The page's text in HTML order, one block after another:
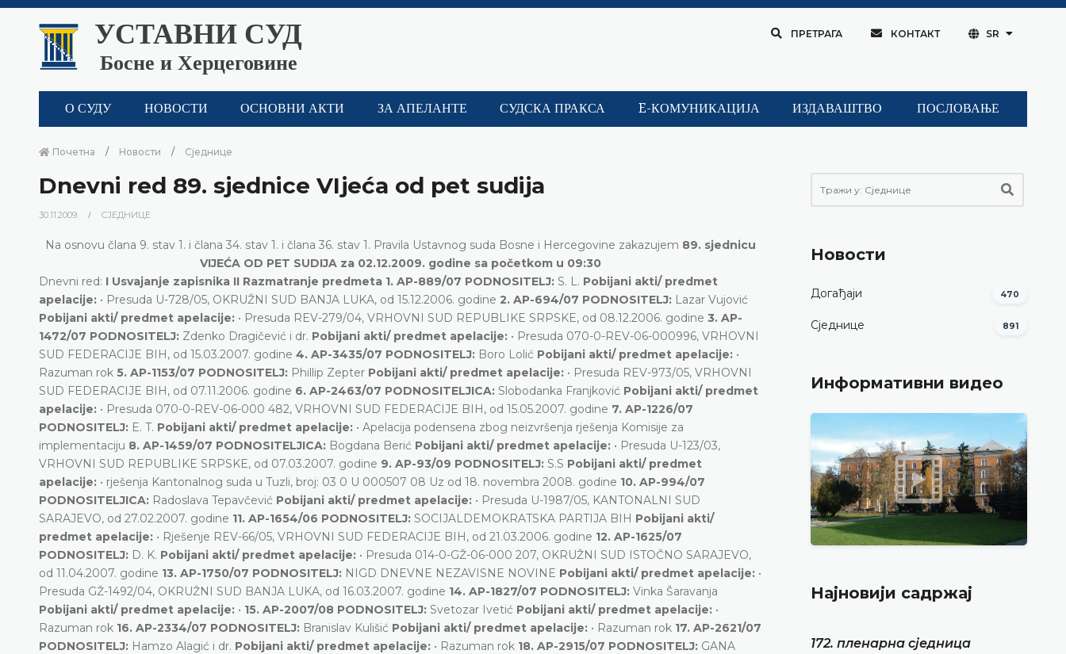
УСТАВНИ СУД
Босне и Херцеговине
ПРЕТРАГА КОНТАКТ SR
О СУДУ НОВОСТИ ОСНОВНИ АКТИ ЗА АПЕЛАНТЕ СУДСКА ПРАКСА E-КОМУНИКАЦИЈА ИЗДАВАШТВО ПОСЛОВАЊЕ
Почетна Новости Сједнице
Dnevni red 89. sjednice VIjeća od pet sudija
30.11.2009. СЈЕДНИЦЕ
Na osnovu člana 9. stav 1. i člana 34. stav 1. i člana 36. stav 1. Pravila Ustavnog suda Bosne i Hercegovine zakazujem 89. sjednicu
VIJEĆA OD PET SUDIJA za 02.12.2009. godine sa početkom u 09:30
Dnevni red: I Usvajanje zapisnika II Razmatranje predmeta 1. AP-889/07 PODNOSITELJ: S. L. Pobijani akti/ predmet
apelacije: • Presuda U-728/05, OKRUŽNI SUD BANJA LUKA, od 15.12.2006. godine 2. AP-694/07 PODNOSITELJ: Lazar Vujović
Pobijani akti/ predmet apelacije: • Presuda REV-279/04, VRHOVNI SUD REPUBLIKE SRPSKE, od 08.12.2006. godine 3. AP-
1472/07 PODNOSITELJ: Zdenko Dragičević i dr. Pobijani akti/ predmet apelacije: • Presuda 070-0-REV-06-000996, VRHOVNI
SUD FEDERACIJE BIH, od 15.03.2007. godine 4. AP-3435/07 PODNOSITELJ: Boro Lolić Pobijani akti/ predmet apelacije: •
Razuman rok 5. AP-1153/07 PODNOSITELJ: Phillip Zepter Pobijani akti/ predmet apelacije: • Presuda REV-973/05, VRHOVNI
SUD FEDERACIJE BIH, od 07.11.2006. godine 6. AP-2463/07 PODNOSITELJICA: Slobodanka Franjković Pobijani akti/ predmet
apelacije: • Presuda 070-0-REV-06-000 482, VRHOVNI SUD FEDERACIJE BIH, od 15.05.2007. godine 7. AP-1226/07
PODNOSITELJ: E. T. Pobijani akti/ predmet apelacije: • Apelacija podensena zbog neizvršenja rješenja Komisije za
implementaciju 8. AP-1459/07 PODNOSITELJICA: Bogdana Berić Pobijani akti/ predmet apelacije: • Presuda U-123/03,
VRHOVNI SUD REPUBLIKE SRPSKE, od 07.03.2007. godine 9. AP-93/09 PODNOSITELJ: S.S Pobijani akti/ predmet
apelacije: • rješenja Kantonalnog suda u Tuzli, broj: 03 0 U 000507 08 Uz od 18. novembra 2008. godine 10. AP-994/07
PODNOSITELJICA: Radoslava Tepavčević Pobijani akti/ predmet apelacije: • Presuda U-1987/05, KANTONALNI SUD
SARAJEVO, od 27.02.2007. godine 11. AP-1654/06 PODNOSITELJ: SOCIJALDEMOKRATSKA PARTIJA BIH Pobijani akti/
predmet apelacije: • Rješenje REV-66/05, VRHOVNI SUD FEDERACIJE BIH, od 21.03.2006. godine 12. AP-1625/07
PODNOSITELJ: D. K. Pobijani akti/ predmet apelacije: • Presuda 014-0-GŽ-06-000 207, OKRUŽNI SUD ISTOČNO SARAJEVO,
od 11.04.2007. godine 13. AP-1750/07 PODNOSITELJ: NIGD DNEVNE NEZAVISNE NOVINE Pobijani akti/ predmet apelacije: •
Presuda GŽ-1492/04, OKRUŽNI SUD BANJA LUKA, od 16.03.2007. godine 14. AP-1827/07 PODNOSITELJ: Vinka Šaravanja
Pobijani akti/ predmet apelacije: • 15. AP-2007/08 PODNOSITELJ: Svetozar Ivetić Pobijani akti/ predmet apelacije: •
Razuman rok 16. AP-2334/07 PODNOSITELJ: Branislav Kulišić Pobijani akti/ predmet apelacije: • Razuman rok 17. AP-2621/07
PODNOSITELJ: Hamzo Alagić i dr. Pobijani akti/ predmet apelacije: • Razuman rok 18. AP-2915/07 PODNOSITELJ: GANA
Новости
Догађаји 470
Сједнице 891
Информативни видео
Најновији садржај
172. пленарна сједницa